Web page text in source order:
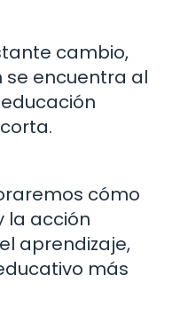
cambio,
encuentra al
cómo
la acción
aprendizaje,
más